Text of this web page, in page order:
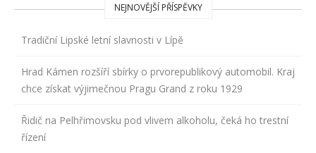
NEJNOVĚJŠÍ PŘÍSPĚVKY
Tradiční Lipské letní slavnosti v Lípě
Hrad Kámen rozšíří sbírky o prvorepublikový automobil. Kraj
chce získat výjimečnou Pragu Grand z roku 1929
Řidič na Pelhřimovsku pod vlivem alkoholu, čeká ho trestní
řízení